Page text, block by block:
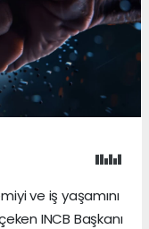
ve iş yaşamını
INCB Başkanı